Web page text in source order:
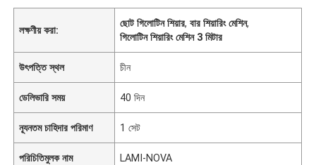
লক্ষণীয় করা:
ছোট গিলোটিন শিয়ার,বার শিয়ারিং মেশিন,
গিলোটিন শিয়ারিং মেশিন 3 মিটার
উৎপত্তি স্থল চীন
ডেলিভারি সময় 40 দিন
ন্যূনতম চাহিদার পরিমাণ 1 সেট
পরিচিতিমুলক নাম LAMI-NOVA